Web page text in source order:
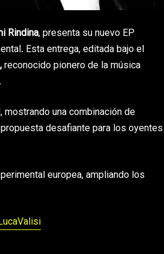
Rindina, presenta su nuevo EP
Esta entrega, editada bajo el
reconocido pionero de la música
una combinación de
desafiante para los oyentes
europea, ampliando los